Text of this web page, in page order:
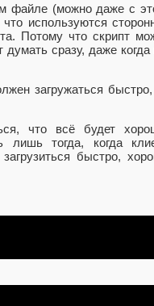
файле (можно даже с
используются
Потому что скрипт
сразу, даже
загружаться
что всё будет
лишь тогда, когда
быстро,